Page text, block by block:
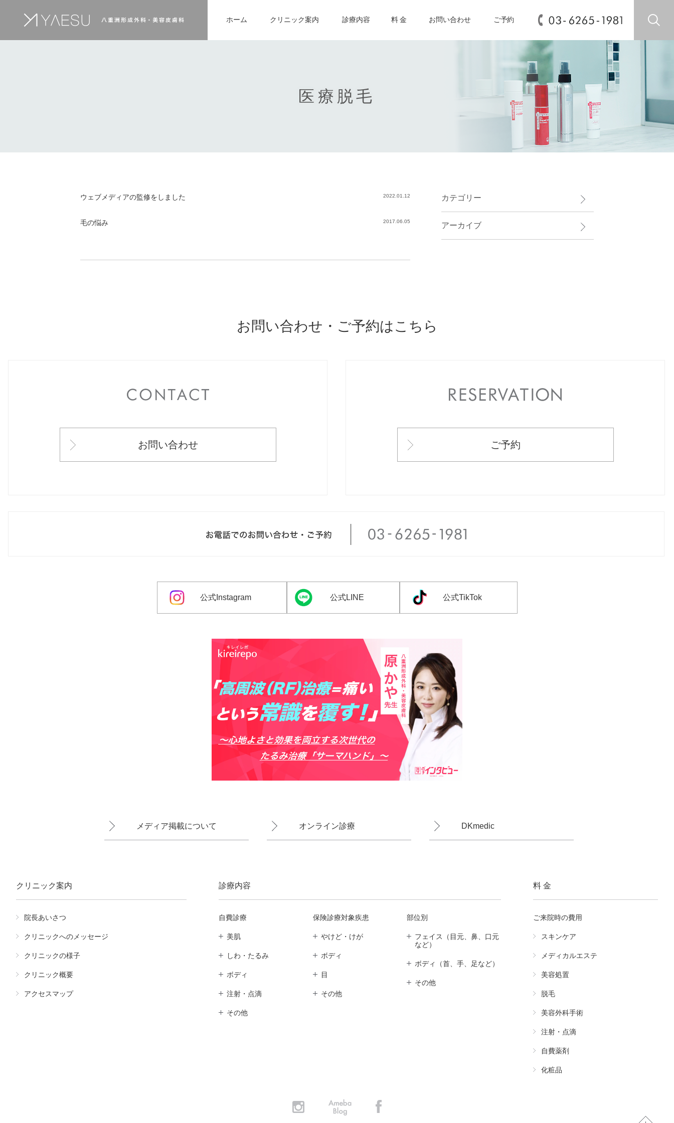
ホーム クリニック案内 診療内容 料 金 お問い合わせ ご予約
医療脱毛
カテゴリー
アーカイブ
ウェブメディアの監修をしました 2022.01.12
毛の悩み 2017.06.05
お問い合わせ・ご予約はこちら
お問い合わせ ご予約
公式Instagram 公式LINE 公式TikTok
メディア掲載について オンライン診療 DKmedic
クリニック案内
院長あいさつ
クリニックへのメッセージ
クリニックの様子
クリニック概要
アクセスマップ
診療内容
自費診療
美肌
しわ・たるみ
ボディ
注射・点滴
その他
保険診療対象疾患
やけど・けが
ボディ
目
その他
部位別
フェイス（目元、鼻、口元
など）
ボディ（首、手、足など）
その他
料 金
ご来院時の費用
スキンケア
メディカルエステ
美容処置
脱毛
美容外科手術
注射・点滴
自費薬剤
化粧品